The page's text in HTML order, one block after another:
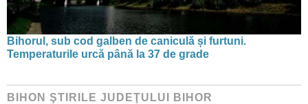
Bihorul, sub cod galben de caniculă și furtuni.
Temperaturile urcă până la 37 de grade
BIHON ŞTIRILE JUDEŢULUI BIHOR